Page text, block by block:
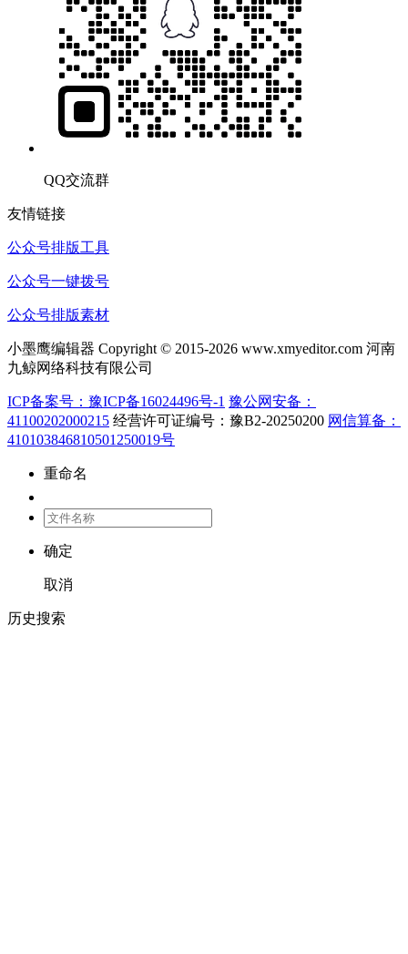
QQ交流群
友情链接
公众号排版工具
公众号一键拨号
公众号排版素材
小墨鹰编辑器 Copyright © 2015-2026 www.xmyeditor.com 河南
九鲸网络科技有限公司
ICP备案号：豫ICP备16024496号-1 豫公网安备：
41100202000215 经营许可证编号：豫B2-20250200 网信算备：
410103846810501250019号
重命名
确定
取消
历史搜索